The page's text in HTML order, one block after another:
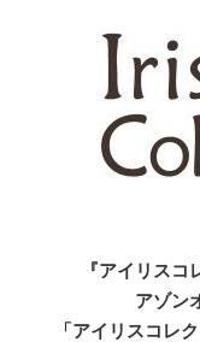
『アイリス
アゾン
「アイリスコレ